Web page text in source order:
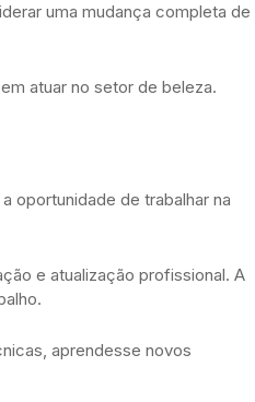
uma mudança completa de
atuar no setor de beleza.
oportunidade de trabalhar na
e atualização profissional. A
aprendesse novos